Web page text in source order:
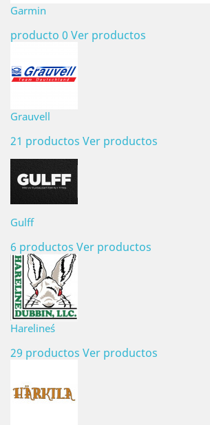
Garmin
producto 0 Ver productos
Grauvell
21 productos Ver productos
Gulff
6 productos Ver productos
Hareline´s
29 productos Ver productos